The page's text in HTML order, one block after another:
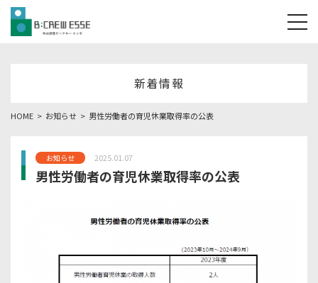
新着情報
HOME お知らせ 男性労働者の育児休業取得率の公表
お知らせ 2025.01.07
男性労働者の育児休業取得率の公表